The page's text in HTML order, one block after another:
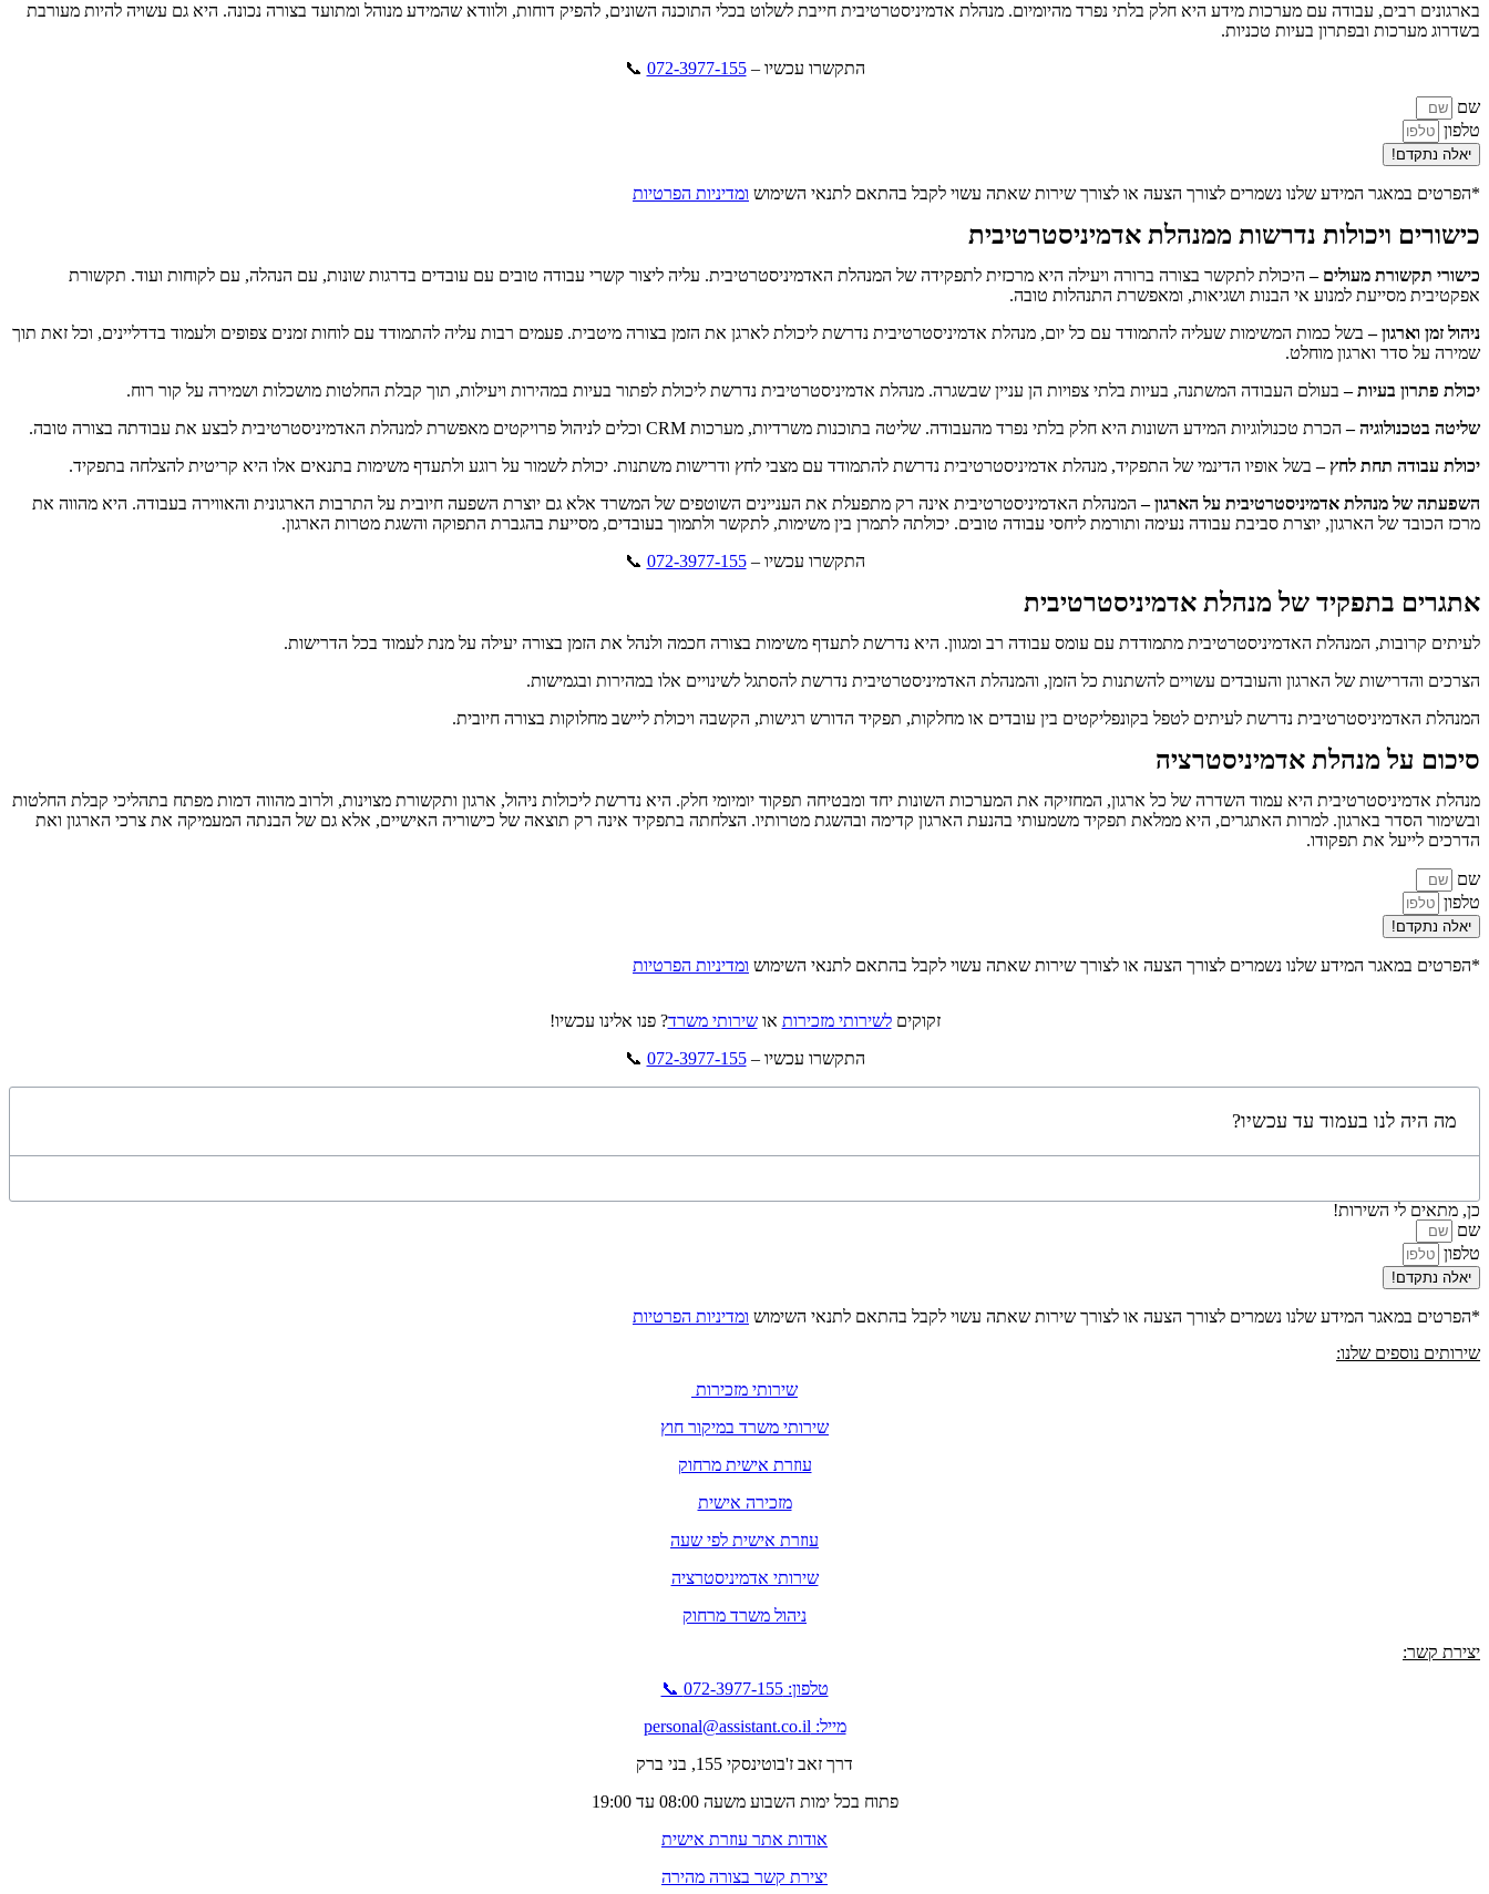
בארגונים רבים, עבודה עם מערכות מידע היא חלק בלתי נפרד מהיומיום. מנהלת אדמיניסטרטיבית חייבת לשלוט בכלי התוכנה השונים, להפיק דוחות, ולוודא שהמידע מנוהל ומתועד בצורה נכונה. היא גם עשויה להיות מעורבת
בשדרוג מערכות ובפתרון בעיות טכניות.
התקשרו עכשיו –072-3977-155
​ 📞
שם
טלפון
יאלה נתקדם!
*הפרטים במאגר המידע שלנו נשמרים לצורך הצעה או לצורך שירות שאתה עשוי לקבל בהתאם לתנאי השימוש ומדיניות הפרטיות
כישורים ויכולות נדרשות ממנהלת אדמיניסטרטיבית
כישורי תקשורת מעולים – היכולת לתקשר בצורה ברורה ויעילה היא מרכזית לתפקידה של המנהלת האדמיניסטרטיבית. עליה ליצור קשרי עבודה טובים עם עובדים בדרגות שונות, עם הנהלה, עם לקוחות ועוד. תקשורת
אפקטיבית מסייעת למנוע אי הבנות ושגיאות, ומאפשרת התנהלות טובה.
ניהול זמן וארגון – בשל כמות המשימות שעליה להתמודד עם כל יום, מנהלת אדמיניסטרטיבית נדרשת ליכולת לארגן את הזמן בצורה מיטבית. פעמים רבות עליה להתמודד עם לוחות זמנים צפופים ולעמוד בדדליינים, וכל זאת תוך
שמירה על סדר וארגון מוחלט.
יכולת פתרון בעיות – בעולם העבודה המשתנה, בעיות בלתי צפויות הן עניין שבשגרה. מנהלת אדמיניסטרטיבית נדרשת ליכולת לפתור בעיות במהירות ויעילות, תוך קבלת החלטות מושכלות ושמירה על קור רוח.
שליטה בטכנולוגיה – הכרת טכנולוגיות המידע השונות היא חלק בלתי נפרד מהעבודה. שליטה בתוכנות משרדיות, מערכות CRM וכלים לניהול פרויקטים מאפשרת למנהלת האדמיניסטרטיבית לבצע את עבודתה בצורה טובה.
יכולת עבודה תחת לחץ – בשל אופיו הדינמי של התפקיד, מנהלת אדמיניסטרטיבית נדרשת להתמודד עם מצבי לחץ ודרישות משתנות. יכולת לשמור על רוגע ולתעדף משימות בתנאים אלו היא קריטית להצלחה בתפקיד.
השפעתה של מנהלת אדמיניסטרטיבית על הארגון – המנהלת האדמיניסטרטיבית אינה רק מתפעלת את העניינים השוטפים של המשרד אלא גם יוצרת השפעה חיובית על התרבות הארגונית והאווירה בעבודה. היא מהווה את
מרכז הכובד של הארגון, יוצרת סביבת עבודה נעימה ותורמת ליחסי עבודה טובים. יכולתה לתמרן בין משימות, לתקשר ולתמוך בעובדים, מסייעת בהגברת התפוקה והשגת מטרות הארגון.
התקשרו עכשיו –072-3977-155
​ 📞
אתגרים בתפקיד של מנהלת אדמיניסטרטיבית
לעיתים קרובות, המנהלת האדמיניסטרטיבית מתמודדת עם עומס עבודה רב ומגוון. היא נדרשת לתעדף משימות בצורה חכמה ולנהל את הזמן בצורה יעילה על מנת לעמוד בכל הדרישות.
הצרכים והדרישות של הארגון והעובדים עשויים להשתנות כל הזמן, והמנהלת האדמיניסטרטיבית נדרשת להסתגל לשינויים אלו במהירות ובגמישות.
המנהלת האדמיניסטרטיבית נדרשת לעיתים לטפל בקונפליקטים בין עובדים או מחלקות, תפקיד הדורש רגישות, הקשבה ויכולת ליישב מחלוקות בצורה חיובית.
סיכום על מנהלת אדמיניסטרציה
מנהלת אדמיניסטרטיבית היא עמוד השדרה של כל ארגון, המחזיקה את המערכות השונות יחד ומבטיחה תפקוד יומיומי חלק. היא נדרשת ליכולות ניהול, ארגון ותקשורת מצוינות, ולרוב מהווה דמות מפתח בתהליכי קבלת החלטות
ובשימור הסדר בארגון. למרות האתגרים, היא ממלאת תפקיד משמעותי בהנעת הארגון קדימה ובהשגת מטרותיו. הצלחתה בתפקיד אינה רק תוצאה של כישוריה האישיים, אלא גם של הבנתה המעמיקה את צרכי הארגון ואת
הדרכים לייעל את תפקודו.
שם
טלפון
יאלה נתקדם!
*הפרטים במאגר המידע שלנו נשמרים לצורך הצעה או לצורך שירות שאתה עשוי לקבל בהתאם לתנאי השימוש ומדיניות הפרטיות
זקוקיםלשירותי מזכירות אושירותי משרד? פנו אלינו עכשיו!
התקשרו עכשיו –072-3977-155
​ 📞
מה היה לנו בעמוד עד עכשיו?
כן, מתאים לי השירות!
שם
טלפון
יאלה נתקדם!
*הפרטים במאגר המידע שלנו נשמרים לצורך הצעה או לצורך שירות שאתה עשוי לקבל בהתאם לתנאי השימוש ומדיניות הפרטיות
שירותים נוספים שלנו:
שירותי מזכירות
שירותי משרד במיקור חוץ
עוזרת אישית מרחוק
מזכירה אישית
עוזרת אישית לפי שעה
שירותי אדמיניסטרציה
ניהול משרד מרחוק
יצירת קשר​:
טלפון: 072-3977-155 📞
מייל: personal@assistant.co.il
דרך זאב ז'בוטינסקי 155, בני ברק
פתוח בכל ימות השבוע משעה 08:00 עד 19:00
אודות אתר עוזרת אישית
יצירת קשר בצורה מהירה